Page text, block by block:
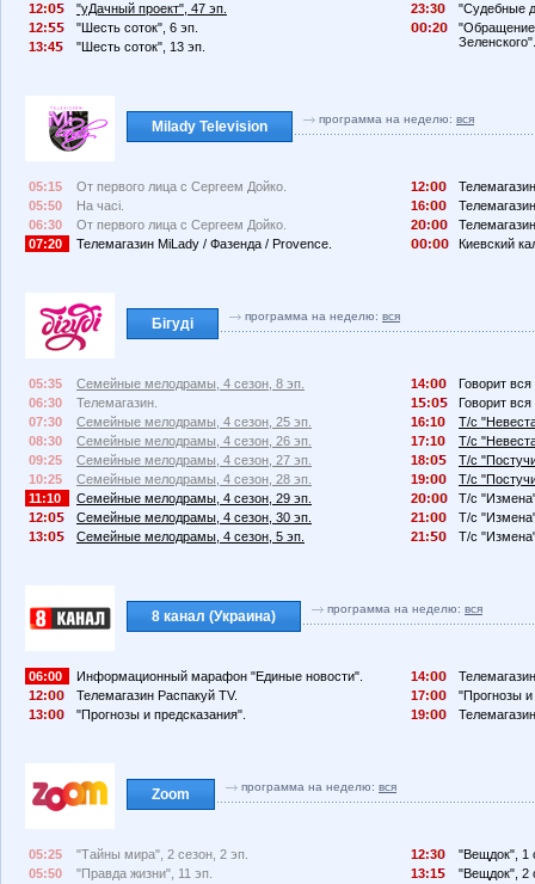
12:
"уДачный проект", 47 эп.
12:
"Шесть соток", 6 эп.
13:4
"Шесть соток", 13 эп.
23:3
"Судебные
:2
"Обращение
Зеленского".
Milady Television программа на неделю: вся
05:15
От первого лица с Сергеем Дойко.
05:50
На часі.
06:30
От первого лица с Сергеем Дойко.
07:20
Телемагазин MiLady / Фазенда / Provence.
12:
16:
2
:
:
Киевский
Бігуді программа на неделю: вся
05:35
Семейные мелодрамы, 4 сезон, 8 эп.
06:30
Телемагазин.
07:30
Семейные мелодрамы, 4 сезон, 25 эп.
08:30
Семейные мелодрамы, 4 сезон, 26 эп.
09:25
Семейные мелодрамы, 4 сезон, 27 эп.
10:25
Семейные мелодрамы, 4 сезон, 28 эп.
11:10
Семейные мелодрамы, 4 сезон, 29 эп.
12:
Семейные мелодрамы, 4 сезон, 30 эп.
13:
Семейные мелодрамы, 4 сезон, 5 эп.
14:
Говорит
1
:
Говорит
16:1
Т/с
17:1
Т/с
18:
Т/с
19:
Т/с
2
:
Т/с
21:
Т/с
21:
Т/с
8 канал (Украина) программа на неделю: вся
06:00
Информационный марафон "Единые новости".
12:
Телемагазин Распакуй TV.
13:
"Прогнозы и предсказания".
14:
17:
"Прогнозы и
19:
Zoom программа на неделю: вся
05:25
"Тайны мира", 2 сезон, 2 эп.
05:50
"Правда жизни", 11 эп.
12:3
"Вещдок", 1
13:1
"Вещдок", 2